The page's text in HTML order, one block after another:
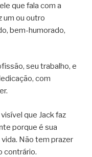
que fala com a
um ou outro
bem-humorado,
seu trabalho, e
com
que Jack faz
porque é sua
Não tem prazer
contrário.